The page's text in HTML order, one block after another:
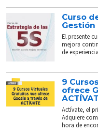
Curso
Gestión
El presente
mejora
de
9
ofrece
Actívate, el
Adquiere
hora de